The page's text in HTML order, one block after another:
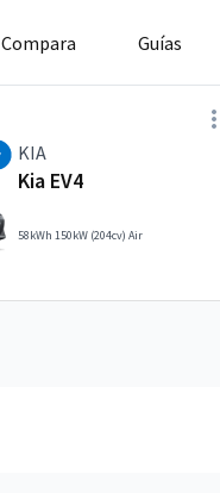
Compara Guías
KIA
Kia EV4
58kWh 150kW (204cv) Air